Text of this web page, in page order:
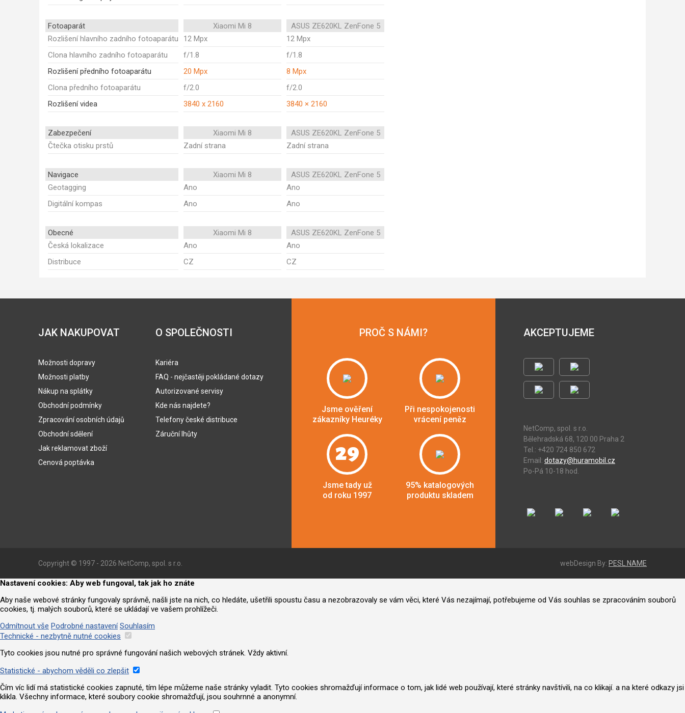
Fotoaparát Xiaomi Mi 8
ASUS ZE620KL ZenFone 5
Rozlišení hlavního zadního fotoaparátu
12 Mpx
12 Mpx
Clona hlavního zadního fotoaparátu
f/1.8
f/1.8
Rozlišení předního fotoaparátu
20 Mpx
8 Mpx
Clona předního fotoaparátu
f/2.0
f/2.0
Rozlišení videa
3840 x 2160 3840 × 2160
Zabezpečení Xiaomi Mi 8
ASUS ZE620KL ZenFone 5
Čtečka otisku prstů
Zadní strana Zadní strana
Navigace Xiaomi Mi 8
ASUS ZE620KL ZenFone 5
Geotagging
Ano
Ano
Digitální kompas
Ano Ano
Obecné Xiaomi Mi 8
ASUS ZE620KL ZenFone 5
Česká lokalizace
Ano
Ano
Distribuce
CZ CZ
JAK NAKUPOVAT
Možnosti dopravy
Možnosti platby
Nákup na splátky
Obchodní podmínky
Zpracování osobních údajů
Obchodní sdělení
Jak reklamovat zboží
Cenová poptávka
O SPOLEČNOSTI
Kariéra
FAQ - nejčastěji pokládané dotazy
Autorizované servisy
Kde nás najdete?
Telefony české distribuce
Záruční lhůty
PROČ S NÁMI?
Jsme ověření
zákazníky Heuréky
Při nespokojenosti
vrácení peněz
29
Jsme tady už
od roku 1997
95% katalogových
produktu skladem
AKCEPTUJEME
NetComp, spol. s r.o.
Bělehradská 68, 120 00 Praha 2
Tel.: +420 724 850 672
Email: dotazy@huramobil.cz
Po-Pá 10-18 hod.
Copyright © 1997 - 2026 NetComp, spol. s r.o. webDesign By: PESL.NAME
Nastavení cookies: Aby web fungoval, tak jak ho znáte
Aby naše webové stránky fungovaly správně, našli jste na nich, co hledáte, ušetřili spoustu času a nezobrazovaly se vám věci, které Vás nezajímají, potřebujeme od Vás souhlas se zpracováním souborů
cookies, tj. malých souborů, které se ukládají ve vašem prohlížeči.
Odmítnout vše Podrobné nastavení Souhlasím
Technické - nezbytně nutné cookies
Tyto cookies jsou nutné pro správné fungování našich webových stránek. Vždy aktivní.
Statistické - abychom věděli co zlepšit
Čím víc lidí má statistické cookies zapnuté, tím lépe můžeme naše stránky vyladit. Tyto cookies shromažďují informace o tom, jak lidé web používají, které stránky navštívili, na co klikají. a na které odkazy jsi
klikla. Všechny informace, které soubory cookie shromažďují, jsou souhrnné a anonymní.